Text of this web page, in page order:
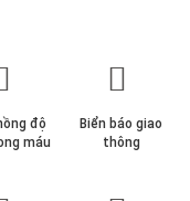
độ
máu
Biển báo giao
thông